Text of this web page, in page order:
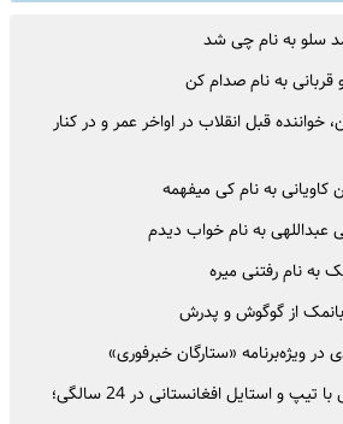
سلو به نام چی شد
قربانی به نام صدام کن
قبل انقلاب در اواخر عمر و در کنار
کاویانی به نام کی میفهمه
عبداللهی به نام خواب دیدم
به نام رفتنی میره
از گوگوش و پدرش
ویژه‌برنامه «ستارگان خبرفوری»
سفر به گذشته؛ گوگوش با تیپ و استایل افغانستانی در 24 سالگی؛